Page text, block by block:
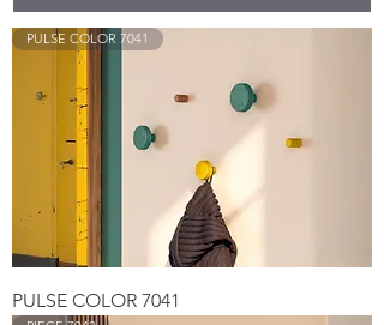
PULSE COLOR 7041
PULSE COLOR 7041